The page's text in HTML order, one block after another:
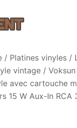
/ Platines vinyles /
vintage /
avec cartouche
15 W Aux-In